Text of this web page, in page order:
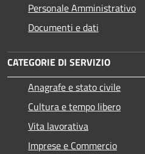
Personale Amministrativo
Documenti e dati
CATEGORIE DI SERVIZIO
Anagrafe e stato civile
Cultura e tempo libero
Vita lavorativa
Imprese e Commercio